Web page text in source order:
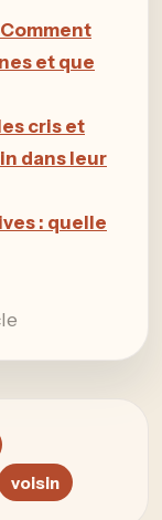
et que
cris et
dans leur
: quelle
voisin